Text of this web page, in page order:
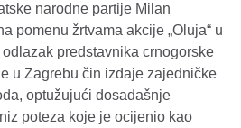
narodne partije Milan
pomenu žrtvama akcije „Oluja“ u
predstavnika crnogorske
u Zagrebu čin izdaje zajedničke
optužujući dosadašnje
poteza koje je ocijenio kao